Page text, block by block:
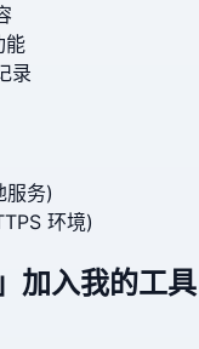
能
录
服务)
环境)
」加入我的工具